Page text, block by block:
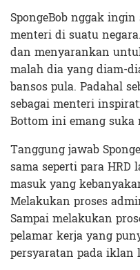
SpongeBob nggak
menteri di suatu
dan menyarankan
malah dia yang diam-
bansos pula. Padahal
sebagai menteri
Bottom ini emang suka
Tanggung jawab
sama seperti para
masuk yang
Melakukan proses
Sampai melakukan
pelamar kerja yang
persyaratan pada iklan